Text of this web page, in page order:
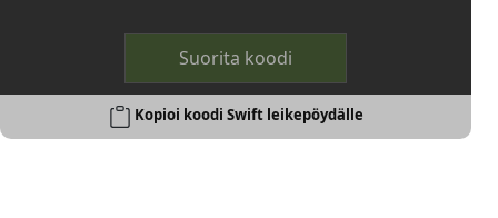
Suorita koodi
Kopioi koodi Swift leikepöydälle